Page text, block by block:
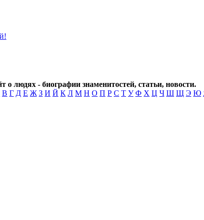
о людях - биографии знаменитостей, статьи, новости.
В Г Д Е Ж З И Й К Л М Н О П Р С Т У Ф Х Ц Ч Ш Щ Э Ю